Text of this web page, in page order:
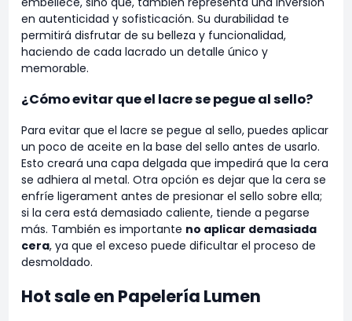
en autenticidad y sofisticación. Su durabilidad te
permitirá disfrutar de su belleza y funcionalidad,
haciendo de cada lacrado un detalle único y
memorable.
¿Cómo evitar que el lacre se pegue al sello?
Para evitar que el lacre se pegue al sello, puedes aplicar
un poco de aceite en la base del sello antes de usarlo.
Esto creará una capa delgada que impedirá que la cera
se adhiera al metal. Otra opción es dejar que la cera se
enfríe ligerament antes de presionar el sello sobre ella;
si la cera está demasiado caliente, tiende a pegarse
más. También es importante no aplicar demasiada
cera, ya que el exceso puede dificultar el proceso de
desmoldado.
Hot sale en Papelería Lumen